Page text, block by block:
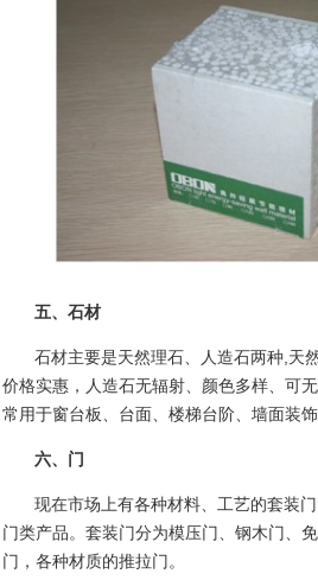
五、石材
石材主要是天然理石、人造石两种, 天
价格实惠，人造石无辐射、颜色多样、可
常用于窗台板、台面、楼梯台阶、墙面装饰
六、门
现在市场上有各种材料、工艺的套装
门类产品。套装门分为模压门、钢木门、
门，各种材质的推拉门。